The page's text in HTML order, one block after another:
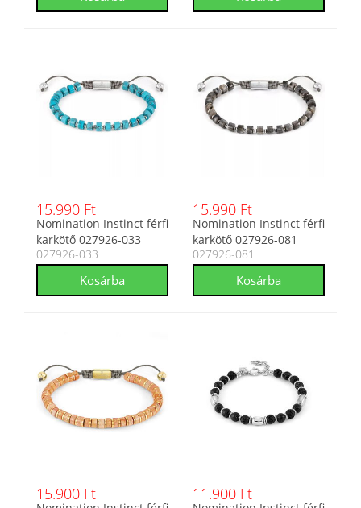
15.990 Ft
Nomination Instinct férfi
karkötő 027926-033
027926-033
15.990 Ft
Nomination Instinct férfi
karkötő 027926-081
027926-081
15.900 Ft 11.900 Ft